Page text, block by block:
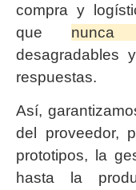
compra y
que nunca
desagradables
respuestas.
Así,
del proveedor,
prototipos, la
hasta la